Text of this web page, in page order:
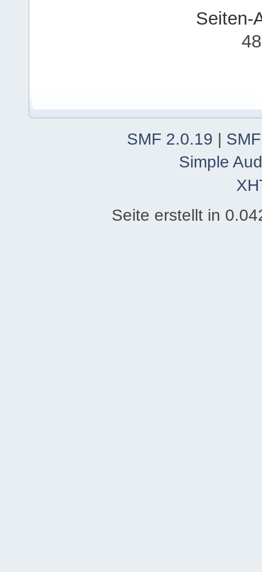
Seiten-
SMF 2.0.19 |
Simple
Seite erstellt in